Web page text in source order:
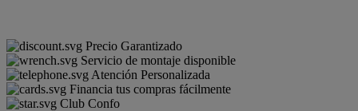
Precio Garantizado
Servicio de montaje disponible
Atención Personalizada
Financia tus compras fácilmente
Club Confo